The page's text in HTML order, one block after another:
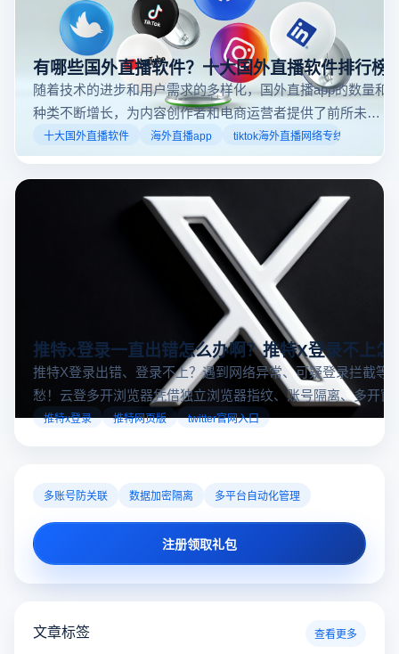
有哪些国外直播软件？十大国外直播软件排行榜
随着技术的进步和用户需求的多样化，国外直播app的数量和
种类不断增长，为内容创作者和电商运营者提供了前所未有
的机遇。如果你是一个跨境电商从业者，想要了解2025年十
大国外直播软件排行榜，那么你来对地方了！接下来跟着云
登多开浏览器一起来了解海外直播平台哪些最受欢迎。
十大国外直播软件 海外直播app tiktok海外直播网络专线
推特x登录一直出错怎么办啊？推特X登录不上怎
推特X登录出错、登录不上？遇到网络异常、可疑登录拦截等
愁！云登多开浏览器凭借独立浏览器指纹、账号隔离、多开窗
对性解决登录难题，让推特X登录更稳定安全～
推特x登录 推特网页版 twitter官网入口
多账号防关联 数据加密隔离 多平台自动化管理
注册领取礼包
文章标签 查看更多